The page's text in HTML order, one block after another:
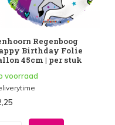
Regenboog
Birthday Folie
45cm | per stuk
voorraad